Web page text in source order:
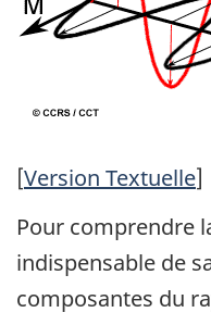
[Version Textuelle]
Pour comprendre
indispensable de
composantes du